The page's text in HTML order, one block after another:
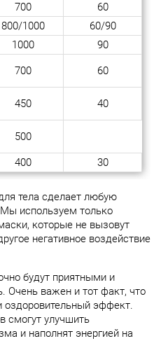
700
60
800/1000
60/90
1000
90
700 60
450 40
500
400 30
тела сделает любую
используем только
которые не вызовут
негативное воздействие
будут приятными и
Очень важен и тот факт, что
оздоровительный эффект.
смогут улучшить
и наполнят энергией на